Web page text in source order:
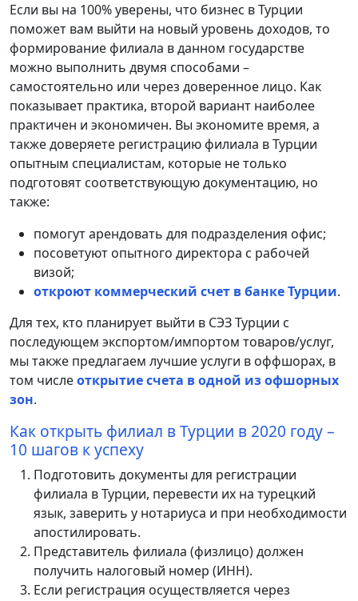
Если вы на 100% уверены, что бизнес в Турции
поможет вам выйти на новый уровень доходов, то
формирование филиала в данном государстве
можно выполнить двумя способами –
самостоятельно или через доверенное лицо. Как
показывает практика, второй вариант наиболее
практичен и экономичен. Вы экономите время, а
также доверяете регистрацию филиала в Турции
опытным специалистам, которые не только
подготовят соответствующую документацию, но
также:
помогут арендовать для подразделения офис;
посоветуют опытного директора с рабочей
визой;
откроют коммерческий счет в банке Турции.
Для тех, кто планирует выйти в СЭЗ Турции с
последующем экспортом/импортом товаров/услуг,
мы также предлагаем лучшие услуги в оффшорах, в
том числеоткрытие счета в одной из офшорных
зон.
Как открыть филиал в Турции в 2020 году –
10 шагов к успеху
Подготовить документы для регистрации
филиала в Турции, перевести их на турецкий
язык, заверить у нотариуса и при необходимости
апостилировать.
Представитель филиала (физлицо) должен
получить налоговый номер (ИНН).
Если регистрация осуществляется через